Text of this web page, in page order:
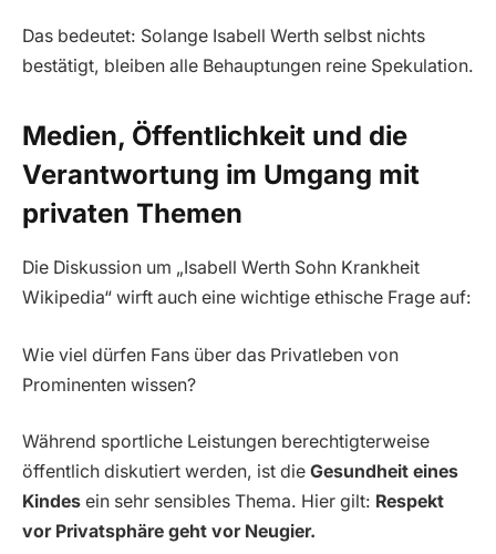
Das bedeutet: Solange Isabell Werth selbst nichts
bestätigt, bleiben alle Behauptungen reine Spekulation.
Medien, Öffentlichkeit und die
Verantwortung im Umgang mit
privaten Themen
Die Diskussion um „Isabell Werth Sohn Krankheit
Wikipedia“ wirft auch eine wichtige ethische Frage auf:
Wie viel dürfen Fans über das Privatleben von
Prominenten wissen?
Während sportliche Leistungen berechtigterweise
öffentlich diskutiert werden, ist die Gesundheit eines
Kindes ein sehr sensibles Thema. Hier gilt: Respekt
vor Privatsphäre geht vor Neugier.